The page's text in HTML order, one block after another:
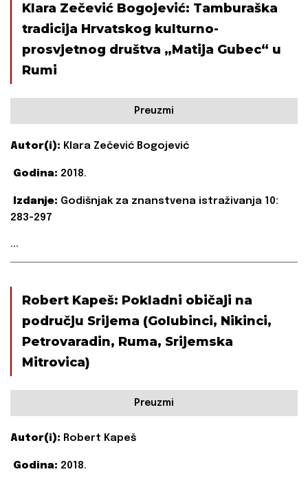
Klara Zečević Bogojević: Tamburaška
tradicija Hrvatskog kulturno-
prosvjetnog društva „Matija Gubec“ u
Rumi
Preuzmi
Autor(i): Klara Zečević Bogojević
Godina: 2018.
Izdanje: Godišnjak za znanstvena istraživanja 10:
283-297
...
Robert Kapeš: Pokladni običaji na
području Srijema (Golubinci, Nikinci,
Petrovaradin, Ruma, Srijemska
Mitrovica)
Preuzmi
Autor(i): Robert Kapeš
Godina: 2018.